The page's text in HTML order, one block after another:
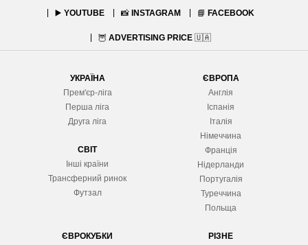
▶️ YOUTUBE 📸 INSTAGRAM 📘 FACEBOOK
🦉 ADVERTISING PRICE 🇺🇦
УКРАЇНА
Прем'єр-ліга
Перша ліга
Друга ліга
СВІТ
Інші країни
Трансферний ринок
Футзал
ЄВРОПА
Англія
Іспанія
Італія
Німеччина
Франція
Нідерланди
Португалія
Туреччина
Польща
ЄВРОКУБКИ
РІЗНЕ